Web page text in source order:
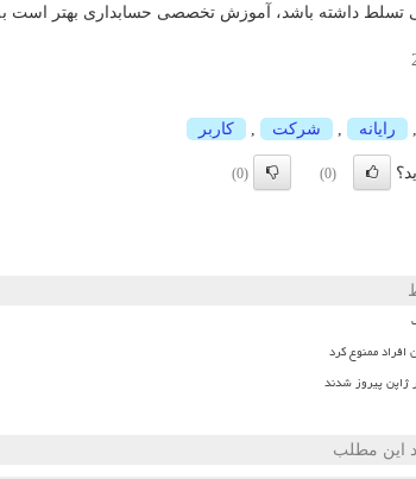
تسلط داشته باشد، آموزش تخصصی حسابداری بهتر است
, رایانه , شركت , كاربر
(0)
(0)
افراد ممنوع کرد
ژاپن پیروز شدند
این مطلب